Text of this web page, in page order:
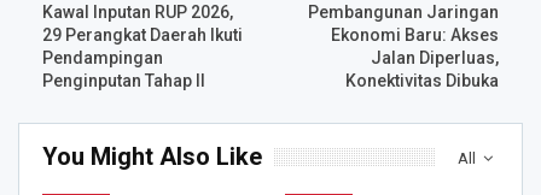
Kawal Inputan RUP 2026,
29 Perangkat Daerah Ikuti
Pendampingan
Penginputan Tahap II
Pembangunan Jaringan
Ekonomi Baru: Akses
Jalan Diperluas,
Konektivitas Dibuka
All
You Might Also Like